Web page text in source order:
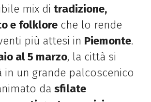
mix di tradizione,
e folkloreche lo rende
più attesi in Piemonte.
al 5 marzo, la città si
un grande palcoscenico
da sfilate